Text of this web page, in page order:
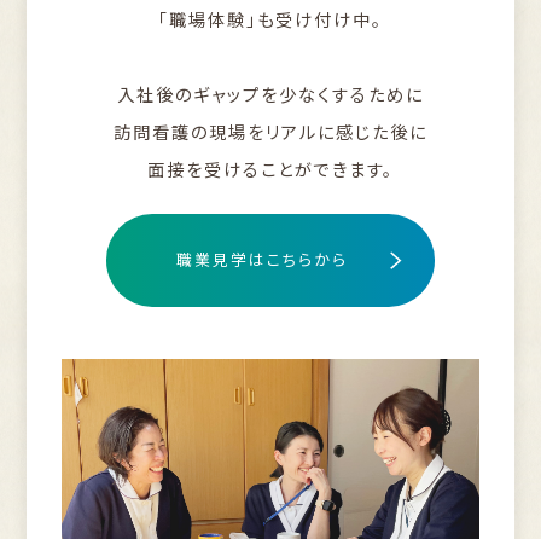
「職場体験」も受け付け中。
入社後のギャップを少なくするために
訪問看護の現場をリアルに感じた後に
面接を受けることができます。
職業見学はこちらから